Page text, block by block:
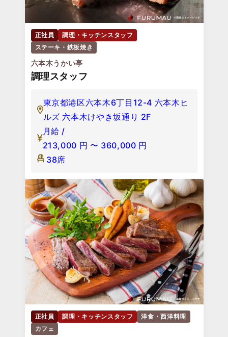
正社員
調理・キッチンスタッフ
ステーキ・鉄板焼き
六本木うかい亭
調理スタッフ
東京都港区六本木6丁目12-4 六本木ヒ
ルズ 六本木けやき坂通り 2F
月給 /
213,000 円 〜 360,000 円
38席
正社員 調理・キッチンスタッフ
洋食・西洋料理
カフェ